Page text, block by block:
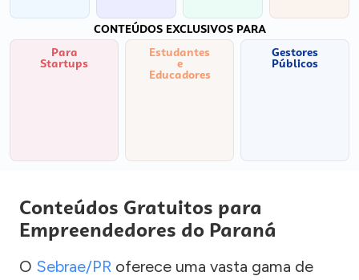
CONTEÚDOS EXCLUSIVOS PARA
Para
Startups
Estudantes
e
Educadores
Gestores
Públicos
Conteúdos Gratuitos para
Empreendedores do Paraná
O Sebrae/PR oferece uma vasta gama de